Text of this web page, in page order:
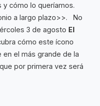
cómo lo queríamos.
a largo plazo>>. No
3 de agosto El
cómo este ícono
el más grande de la
por primera vez será